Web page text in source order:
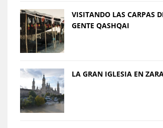
VISITANDO LAS CARPAS
GENTE QASHQAI
LA GRAN IGLESIA EN